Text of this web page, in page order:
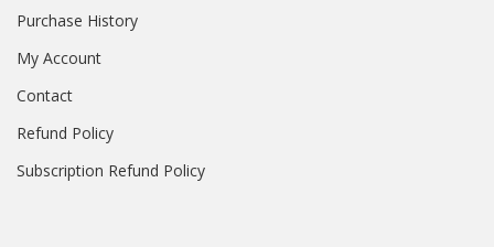
Purchase History
My Account
Contact
Refund Policy
Subscription Refund Policy